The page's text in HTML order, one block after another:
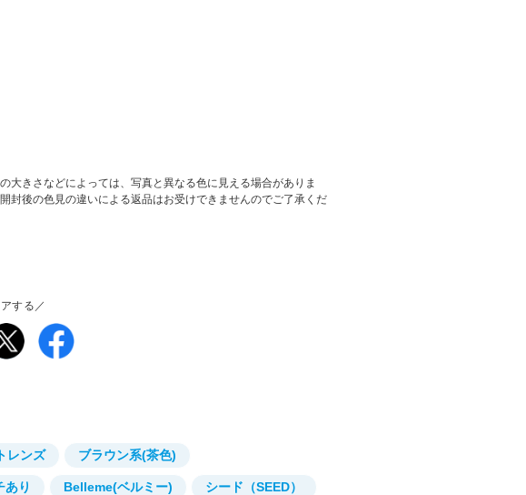
きさなどによっては、写真と異なる色に見える場合がありま
封後の色見の違いによる返品はお受けできませんのでご了承くだ
する／
レンズ ブラウン系(茶色)
あり Belleme(ベルミー) シード（SEED）